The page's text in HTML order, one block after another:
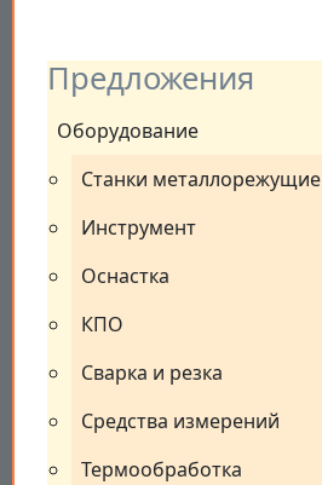
Предложения
Оборудование
Станки металлорежущие
Инструмент
Оснастка
КПО
Сварка и резка
Средства измерений
Термообработка